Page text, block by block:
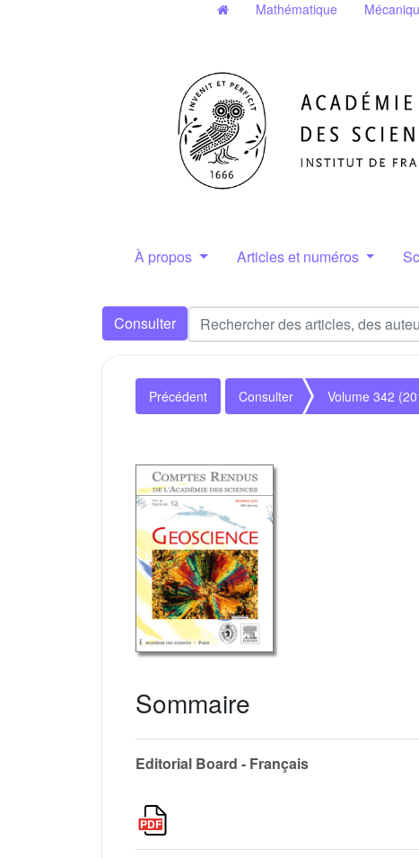
Mathématique
À propos Articles et numéros
Consulter
Précédent Consulter Volume 342
Sommaire
Editorial Board - Français